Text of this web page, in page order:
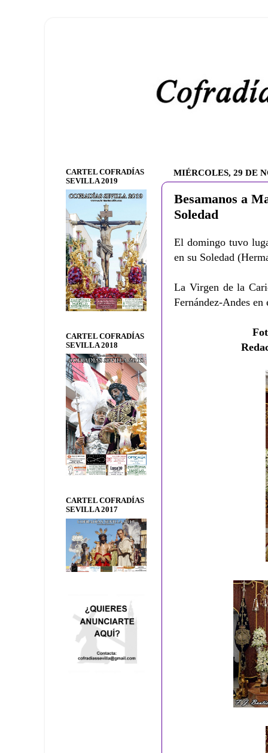
MIÉRCOLES, 29 DE
Besamanos a
Soledad
El domingo tuvo
en su Soledad
La Virgen de la
Fernández-Andes en
CARTEL COFRADÍAS
SEVILLA 2019
CARTEL COFRADÍAS
SEVILLA 2018
CARTEL COFRADÍAS
SEVILLA 2017